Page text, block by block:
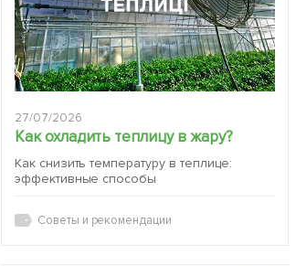
27/07/2026
Как охладить теплицу в жару?
Как снизить температуру в теплице:
эффективные способы
Советы и рекомендации